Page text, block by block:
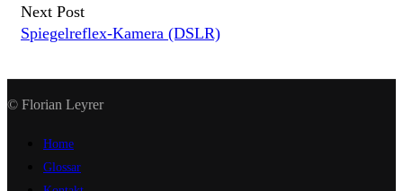
Next Post
Spiegelreflex-Kamera (DSLR)
© Florian Leyrer
Home
Glossar